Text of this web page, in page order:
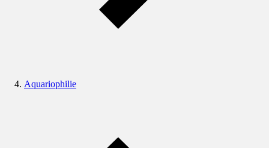
Aquariophilie